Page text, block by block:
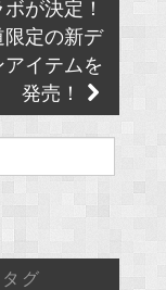
が決定！
限定の新デ
アイテムを
発売！
タグ